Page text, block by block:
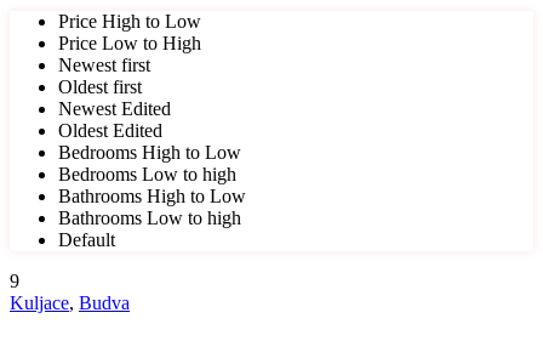
Price High to Low
Price Low to High
Newest first
Oldest first
Newest Edited
Oldest Edited
Bedrooms High to Low
Bedrooms Low to high
Bathrooms High to Low
Bathrooms Low to high
Default
9
Kuljace, Budva